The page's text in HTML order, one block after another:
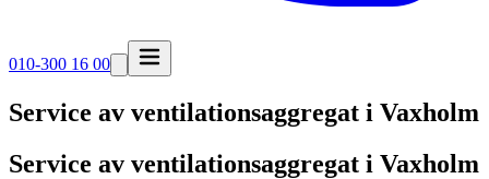
010-300 16 00
Service av ventilationsaggregat i Vaxholm
Service av ventilationsaggregat i Vaxholm